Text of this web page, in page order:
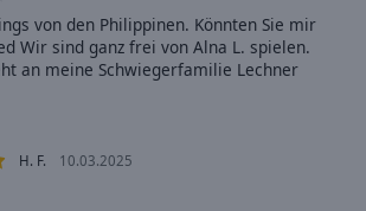
von den Philippinen. Könnten Sie mir
Wir sind ganz frei von Alna L. spielen.
an meine Schwiegerfamilie Lechner
H. F. 10.03.2025